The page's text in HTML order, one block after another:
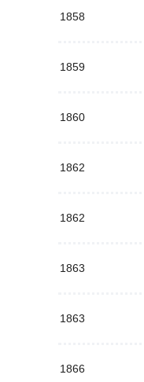
1858
1859
1860
1862
1862
1863
1863
1866